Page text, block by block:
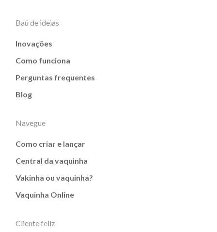
Baú de ideias
Inovações
Como funciona
Perguntas frequentes
Blog
Navegue
Como criar e lançar
Central da vaquinha
Vakinha ou vaquinha?
Vaquinha Online
Cliente feliz